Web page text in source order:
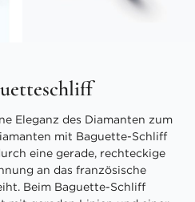
Eleganz des Diamanten zum
mit Baguette-Schliff
eine gerade, rechteckige
an das französische
Beim Baguette-Schliff